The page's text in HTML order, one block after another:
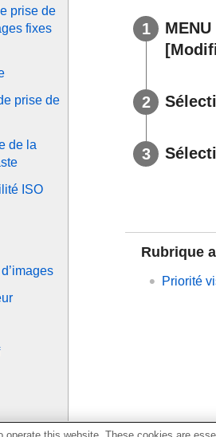
MENU
Rubrique
Priorité
prise de
fixes
prise de
de la
ISO